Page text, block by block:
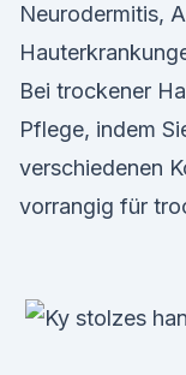
Neurodermitis,
Bei trockener
Pflege, indem
verschiedenen
vorrangig für